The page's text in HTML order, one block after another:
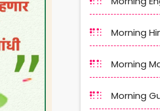
Morning
Morning
Morning